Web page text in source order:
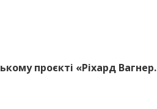
проєкті «Ріхард Вагнер.